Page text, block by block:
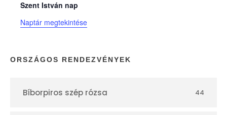
n
a
p
Szent István nap
Naptár megtekintése
ORSZÁGOS RENDEZVÉNYEK
Bíborpiros szép rózsa 44